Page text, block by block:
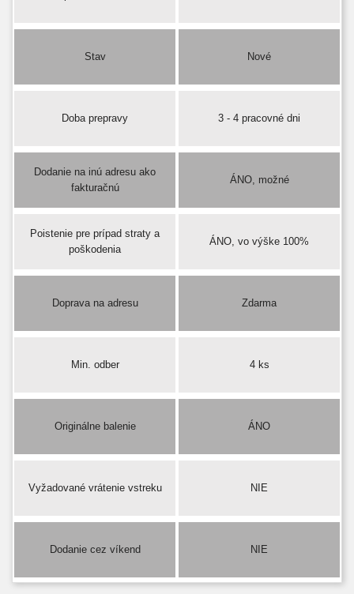
Stav Nové
Doba prepravy 3 - 4 pracovné dni
Dodanie na inú adresu ako
fakturačnú
ÁNO, možné
Poistenie pre prípad straty a
poškodenia
ÁNO, vo výške 100%
Doprava na adresu Zdarma
Min. odber 4 ks
Originálne balenie ÁNO
Vyžadované vrátenie vstreku NIE
Dodanie cez víkend NIE